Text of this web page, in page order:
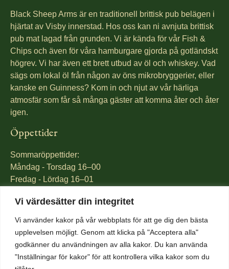
Vi värdesätter din integritet
Vi använder kakor på vår webbplats för att ge dig den bästa
upplevelsen möjligt. Genom att klicka på "Acceptera alla"
godkänner du användningen av alla kakor. Du kan använda
"Inställningar för kakor" för att kontrollera vilka kakor som du
Black Sheep Arms är en traditionell brittisk pub belägen i
hjärtat av Visby innerstad. Hos oss kan ni avnjuta brittisk
pub mat lagad från grunden. Vi är kända för vår Fish &
Chips och även för våra hamburgare gjorda på gotländskt
högrev. Vi har även ett brett utbud av öl och whiskey. Vad
sägs om lokal öl från någon av öns mikrobryggerier, eller
kanske en Guinness? Kom in och njut av vår härliga
atmosfär som får så många gäster att komma åter och åter
igen.
Öppettider
Sommaröppettider:
Måndag - Torsdag 16–00
Fredag - Lördag 16–01
mån-tors 12-00
fre 12-01
lörd 12-01
sön 12-23